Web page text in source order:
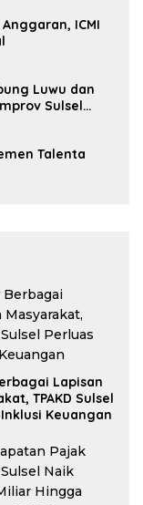
ICMI
Luwu dan
Sulsel
Talenta
Lapisan
TPAKD Sulsel
Keuangan